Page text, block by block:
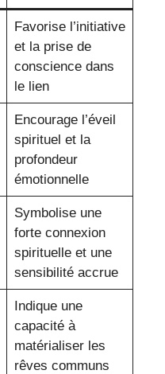
Favorise l’initiative
et la prise de
conscience dans
le lien
Encourage l’éveil
spirituel et la
profondeur
émotionnelle
Symbolise une
forte connexion
spirituelle et une
sensibilité accrue
Indique une
capacité à
matérialiser les
rêves communs